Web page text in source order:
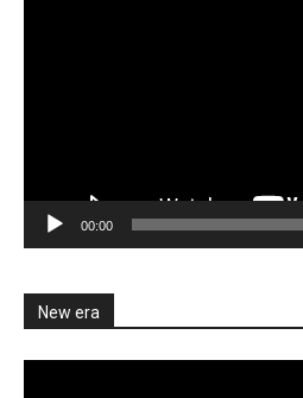
00:00
New era